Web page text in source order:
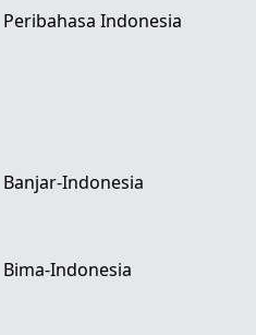
Peribahasa Indonesia
Banjar-Indonesia
Bima-Indonesia